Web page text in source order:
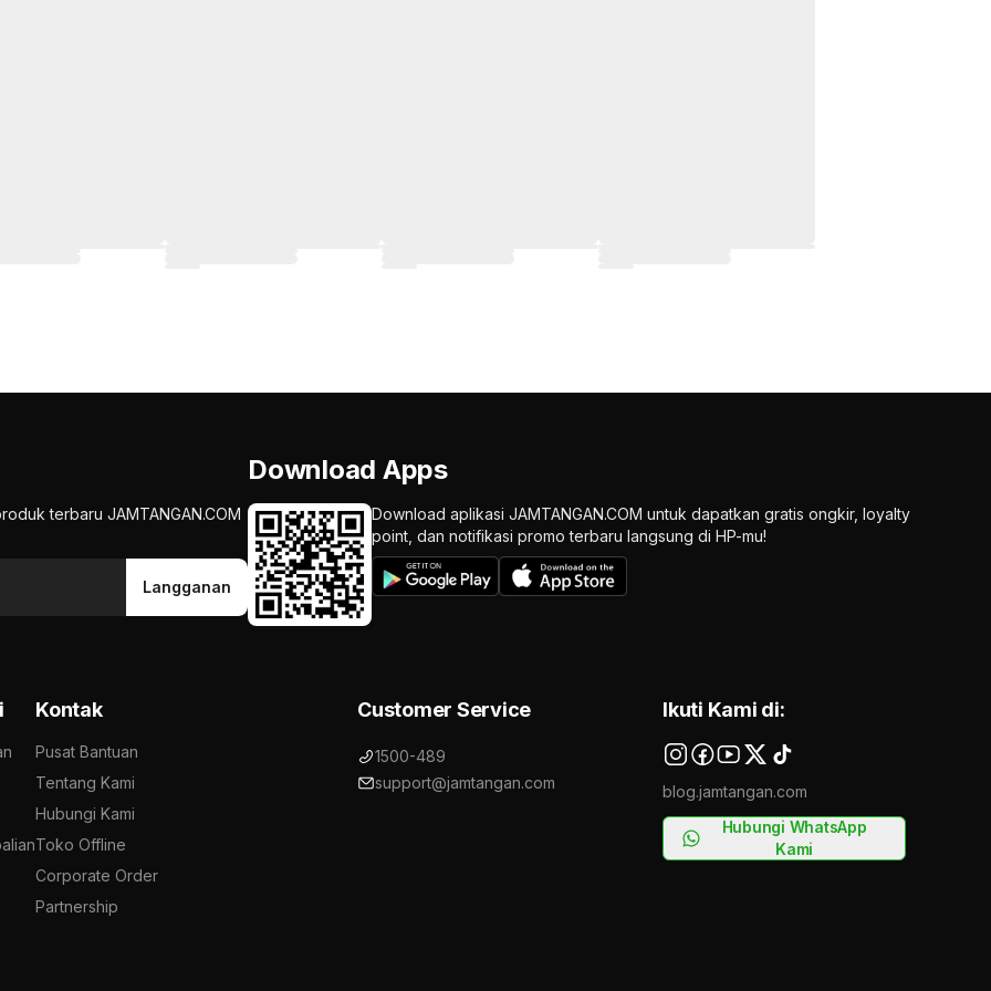
terbaru JAMTANGAN.COM
Langganan
Download Apps
Download aplikasi JAMTANGAN.COM untuk dapatkan gratis ongkir, loyalty
point, dan notifikasi promo terbaru langsung di HP-mu!
Kontak
Pusat Bantuan
Tentang Kami
Hubungi Kami
Toko Offline
Corporate Order
Partnership
Customer Service
1500-489
support@jamtangan.com
Ikuti Kami di:
blog.jamtangan.com
Hubungi WhatsApp
Kami